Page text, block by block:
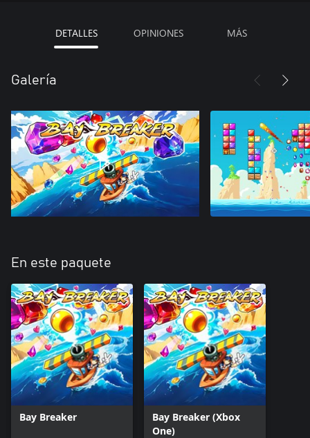
DETALLES OPINIONES MÁS
Galería
En este paquete
Bay Breaker
Bay Breaker (Xbox
One)